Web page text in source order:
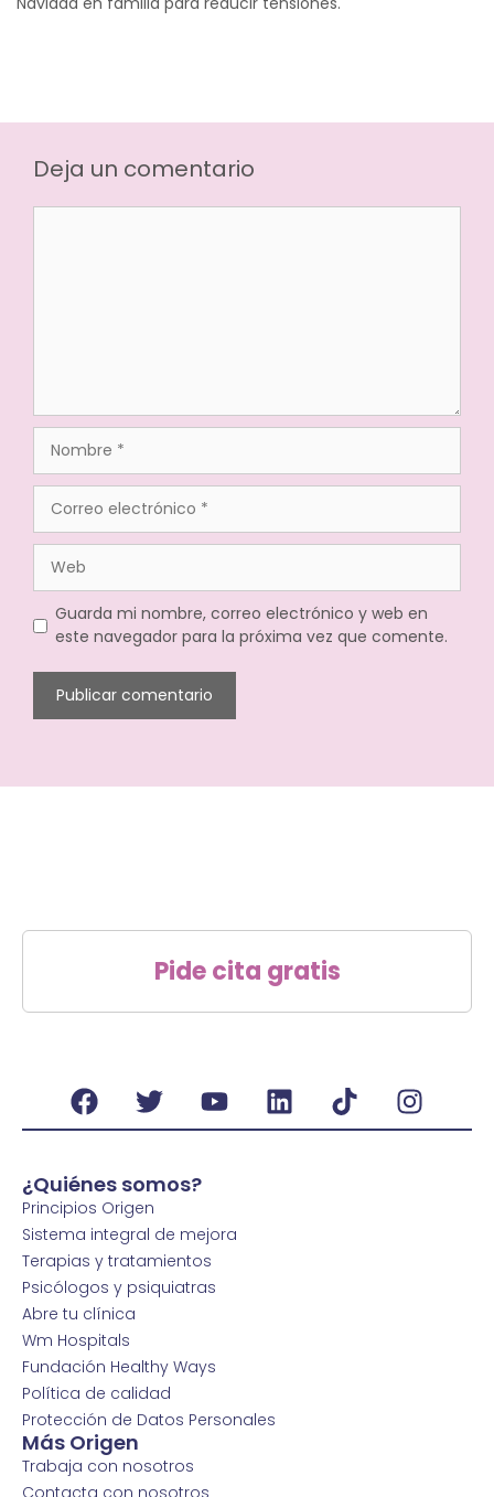
Deja un comentario
Guarda mi nombre, correo electrónico y web en
este navegador para la próxima vez que comente.
Pide cita gratis
¿Quiénes somos?
Principios Origen
Sistema integral de mejora
Terapias y tratamientos
Psicólogos y psiquiatras
Abre tu clínica
Wm Hospitals
Fundación Healthy Ways
Política de calidad
Protección de Datos Personales
Más Origen
Trabaja con nosotros